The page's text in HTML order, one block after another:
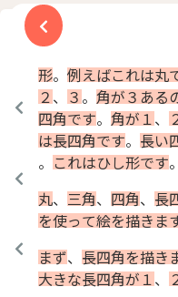
今日
形。 例えばこれは丸
２、 ３。 角が３ある
四角です。 角が１、
は長四角です。 長い
。 これはひし形です。
丸、 三角、 四角、 長
を使って絵を描きま
まず、 長四角を描き
大きな長四角が１、